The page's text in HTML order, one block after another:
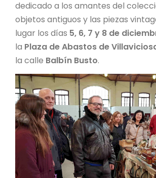
dedicado a los amantes del
objetos antiguos y las piezas
lugar los días 5, 6, 7 y 8 de
la Plaza de Abastos de
la calle Balbín Busto.